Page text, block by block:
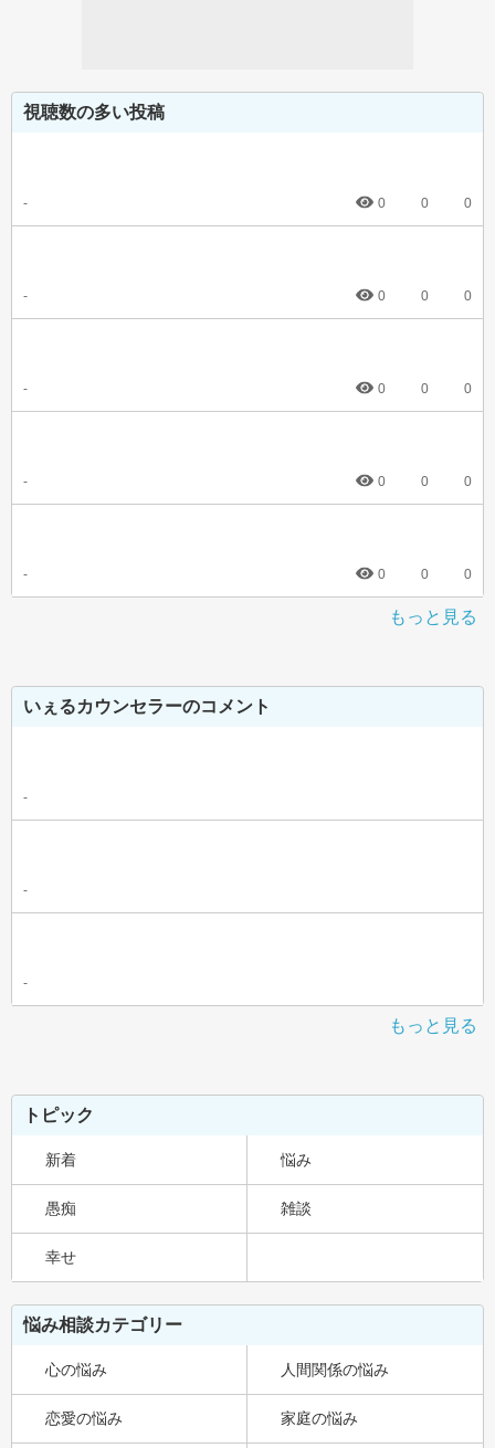
視聴数の多い投稿
- 0 0 0
- 0 0 0
- 0 0 0
- 0 0 0
- 0 0 0
もっと見る
いぇるカウンセラーのコメント
-
-
-
もっと見る
トピック
新着 悩み
愚痴 雑談
幸せ
悩み相談カテゴリー
心の悩み 人間関係の悩み
恋愛の悩み 家庭の悩み